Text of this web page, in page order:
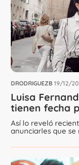
DRODRIGUEZB 19/12/
Luisa
tienen fecha
Así lo reveló
anunciarles que se